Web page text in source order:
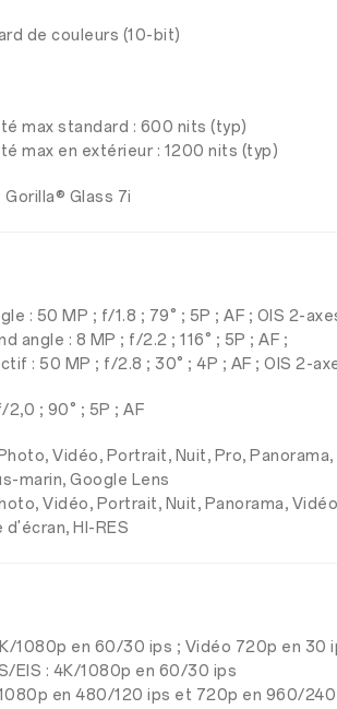
de couleurs (10-bit)
max standard : 600 nits (typ)
max en extérieur : 1200 nits (typ)
Gorilla® Glass 7i
: 50 MP ; f/1.8 ; 79° ; 5P ; AF ; OIS 2-
angle : 8 MP ; f/2.2 ; 116° ; 5P ; AF ;
: 50 MP ; f/2.8 ; 30° ; 4P ; AF ; OIS 2-
2,0 ; 90° ; 5P ; AF
Vidéo, Portrait, Nuit, Pro,
marin, Google Lens
Vidéo, Portrait, Nuit, Panorama,
d'écran, HI-RES
1080p en 60/30 ips ; Vidéo 720p en 30
EIS : 4K/1080p en 60/30 ips
en 480/120 ips et 720p en 960/